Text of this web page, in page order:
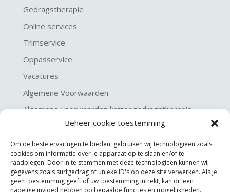
Beheer cookie toestemming
Om de beste ervaringen te bieden, gebruiken wij technologieën zoals
cookies om informatie over je apparaat op te slaan en/of te
raadplegen. Door in te stemmen met deze technologieën kunnen wij
gegevens zoals surfgedrag of unieke ID's op deze site verwerken. Als je
geen toestemming geeft of uw toestemming intrekt, kan dit een
nadelige invloed hebben op bepaalde functies en mogelijkheden.
Gedragstherapie
Online services
Trimservice
Oppasservice
Vacatures
Algemene Voorwaarden
Algemene voorwaarden kattengedragstherapie
Privacy verklaring
Disclaimer & Copyright